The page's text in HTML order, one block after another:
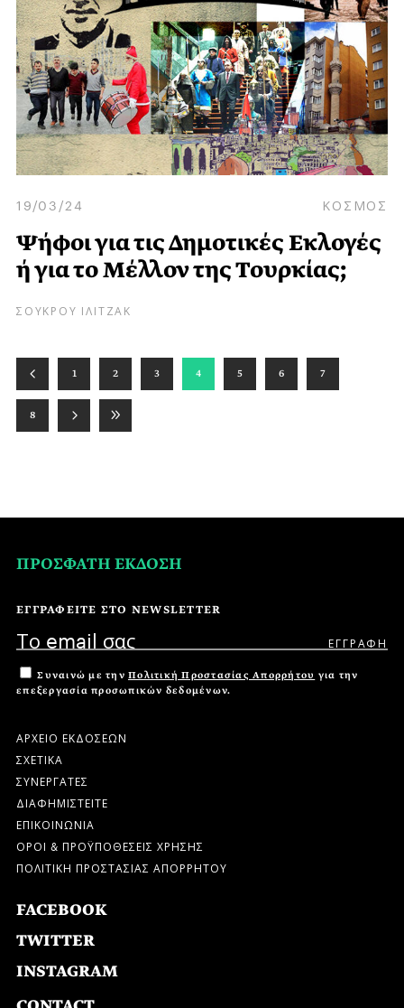
19/03/24 ΚΟΣΜΟΣ
Ψήφοι για τις Δημοτικές Εκλογές
ή για το Μέλλον της Τουρκίας;
ΣΟΥΚΡΟΥ ΙΛΙΤΖΑΚ
1 2 3 4 5 6 7
8
ΠΡΟΣΦΑΤΗ ΕΚΔΟΣΗ
ΕΓΓΡΑΦΕΙΤΕ ΣΤΟ NEWSLETTER
Συναινώ με την Πολιτική Προστασίας Απορρήτου για την
επεξεργασία προσωπικών δεδομένων.
ΑΡΧΕΙΟ ΕΚΔΟΣΕΩΝ
ΣΧΕΤΙΚΑ
ΣΥΝΕΡΓΑΤΕΣ
ΔΙΑΦΗΜΙΣΤΕΙΤΕ
ΕΠΙΚΟΙΝΩΝΙΑ
ΟΡΟΙ & ΠΡΟΫΠΟΘΕΣΕΙΣ ΧΡΗΣΗΣ
ΠΟΛΙΤΙΚΗ ΠΡΟΣΤΑΣΙΑΣ ΑΠΟΡΡΗΤΟΥ
FACEBOOK
TWITTER
INSTAGRAM